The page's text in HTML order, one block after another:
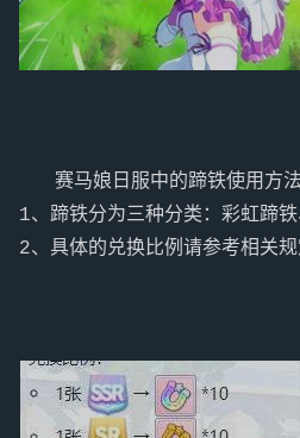
1、蹄铁分为三种分类：彩虹蹄铁